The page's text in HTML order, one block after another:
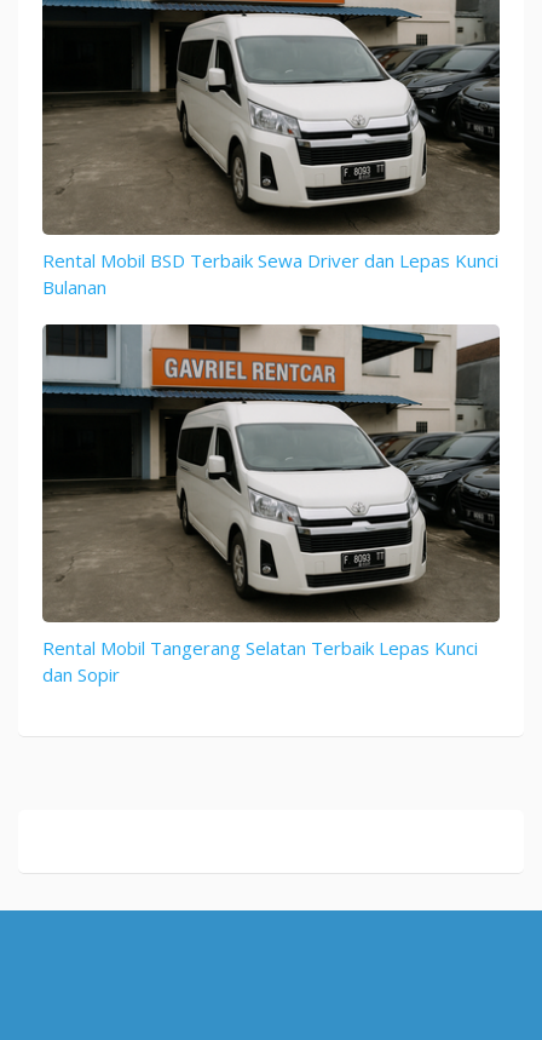
Rental Mobil BSD Terbaik Sewa Driver dan Lepas Kunci
Bulanan
Rental Mobil Tangerang Selatan Terbaik Lepas Kunci
dan Sopir